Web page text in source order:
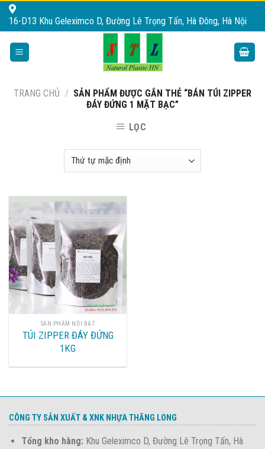
Skip
16-D13 Khu Geleximco D, Đường Lê Trọng Tấn, Hà Đông, Hà Nội
TRANG CHỦ / SẢN PHẨM ĐƯỢC GẮN THẺ “BÁN TÚI ZIPPER
ĐÁY ĐỨNG 1 MẶT BẠC”
LỌC
SẢN PHẨM NỔI BẬT
TÚI ZIPPER ĐÁY ĐỨNG
1KG
CÔNG TY SẢN XUẤT & XNK NHỰA THĂNG LONG
Tổng kho hàng: Khu Geleximco D, Đường Lê Trọng Tấn, Hà